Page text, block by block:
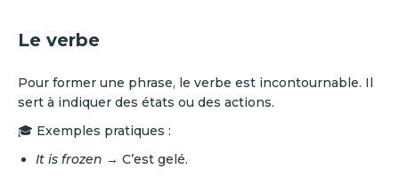
Le verbe
Pour former une phrase, le verbe est incontournable. Il
sert à indiquer des états ou des actions.
🎓 Exemples pratiques :
It is frozen → C’est gelé.